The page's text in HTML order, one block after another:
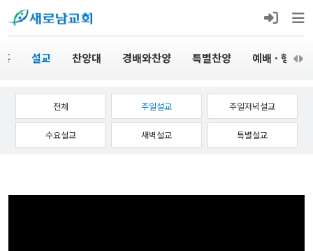
설교 찬양대 경배와찬양 특별찬양 예배 · 행사
전체 주일설교 주일저녁설교
수요설교 새벽설교 특별설교